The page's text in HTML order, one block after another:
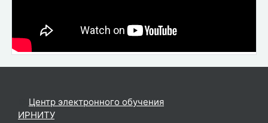
Центр электронного обучения
ИРНИТУ.